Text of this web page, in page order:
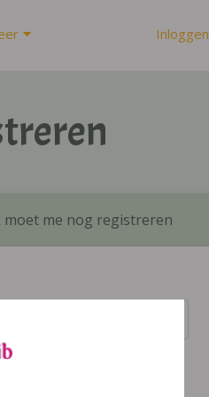
Inloggen
moet me nog registreren